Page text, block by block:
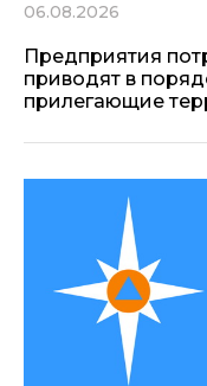
06.08.2026
Предприятия
приводят в
прилегающие